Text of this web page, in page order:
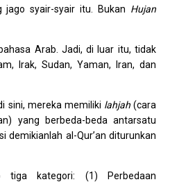
jago syair-syair itu. Bukan Hujan
Arab. Jadi, di luar itu, tidak
Irak, Sudan, Yaman, Iran, dan
sini, mereka memiliki lahjah(cara
yang berbeda-beda antarsatu
demikianlah al-Qur’an diturunkan
tiga kategori: (1) Perbedaan